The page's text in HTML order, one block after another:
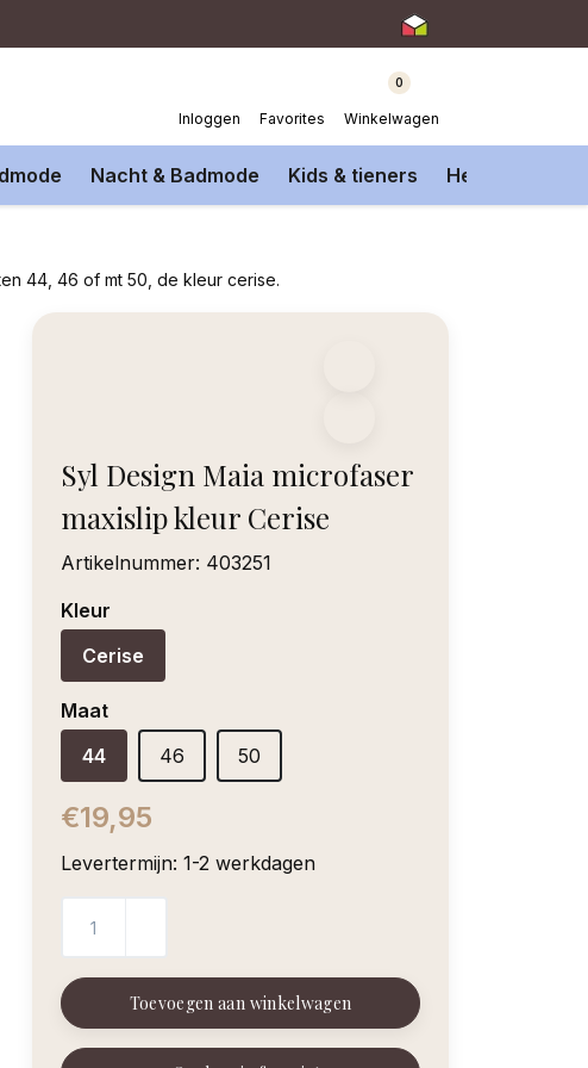
Inloggen Favorites
0
Winkelwagen
Nacht & Badmode Kids & tieners Heren
44, 46 of mt 50, de kleur cerise.
Syl Design Maia microfaser
maxislip kleur Cerise
Artikelnummer: 403251
Kleur
Cerise
Maat
44
46 50
€19,95
Levertermijn: 1-2 werkdagen
Toevoegen aan winkelwagen